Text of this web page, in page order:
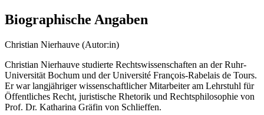
Biographische Angaben
Christian Nierhauve (Autor:in)
Christian Nierhauve studierte Rechtswissenschaften an der Ruhr-
Universität Bochum und der Université François-Rabelais de Tours.
Er war langjähriger wissenschaftlicher Mitarbeiter am Lehrstuhl für
Öffentliches Recht, juristische Rhetorik und Rechtsphilosophie von
Prof. Dr. Katharina Gräfin von Schlieffen.